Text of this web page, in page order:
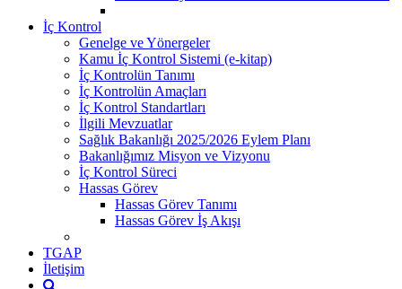
İç Kontrol
Genelge ve Yönergeler
Kamu İç Kontrol Sistemi (e-kitap)
İç Kontrolün Tanımı
İç Kontrolün Amaçları
İç Kontrol Standartları
İlgili Mevzuatlar
Sağlık Bakanlığı 2025/2026 Eylem Planı
Bakanlığımız Misyon ve Vizyonu
İç Kontrol Süreci
Hassas Görev
Hassas Görev Tanımı
Hassas Görev İş Akışı
TGAP
İletişim